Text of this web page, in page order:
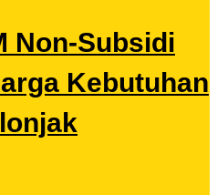
Non-Subsidi
Kebutuhan